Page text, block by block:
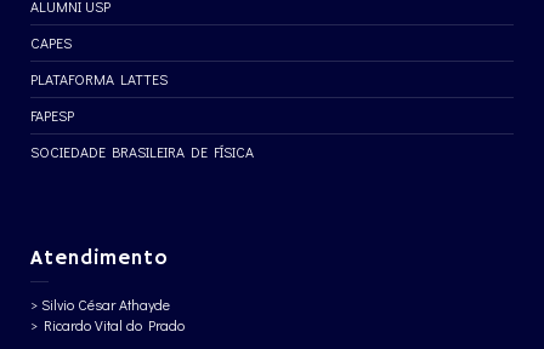
ALUMNI USP
CAPES
PLATAFORMA LATTES
FAPESP
SOCIEDADE BRASILEIRA DE FÍSICA
Atendimento
> Silvio César Athayde
> Ricardo Vital do Prado